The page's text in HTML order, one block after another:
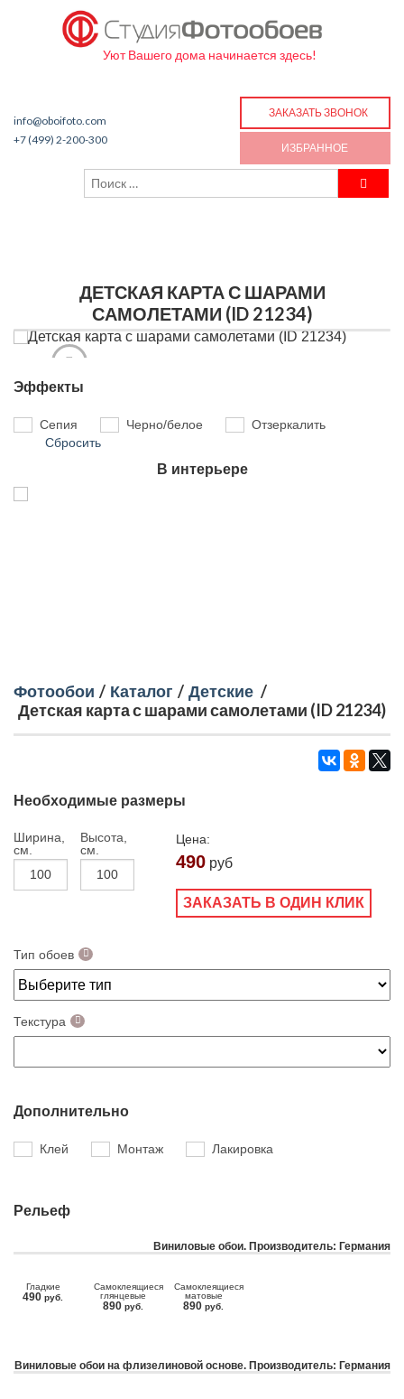
Уют Вашего дома начинается здесь!
info@oboifoto.com
+7 (499) 2-200-300
ЗАКАЗАТЬ ЗВОНОК
ИЗБРАННОЕ
ДЕТСКАЯ КАРТА С ШАРАМИ
САМОЛЕТАМИ (ID 21234)
Эффекты
Сепия Черно/белое
Отзеркалить
Сбросить
В интерьере
Фотообои / Каталог / Детские /
Детская карта с шарами самолетами (ID 21234)
Необходимые размеры
Ширина,
см.
Высота,
см.
Цена:
490 руб
ЗАКАЗАТЬ В ОДИН КЛИК
Тип обоев
Текстура
Дополнительно
Клей Монтаж Лакировка
Рельеф
Виниловые обои. Производитель: Германия
Гладкие
490 руб.
Самоклеящиеся
глянцевые
890 руб.
Самоклеящиеся
матовые
890 руб.
Виниловые обои на флизелиновой основе. Производитель: Германия